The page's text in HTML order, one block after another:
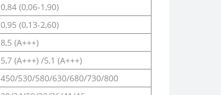
0,84 (0,06-1,90)
0,95 (0,13-2,60)
8,5 (А+++)
5,7 (А+++) /5,1 (А+++)
450/530/580/630/680/730/800